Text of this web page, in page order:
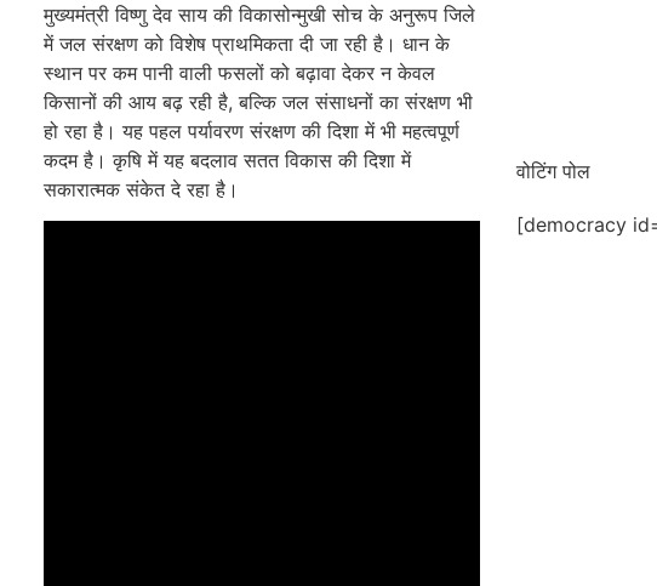
मुख्यमंत्री विष्णु देव साय की विकासोन्मुखी सोच के अनुरूप जिले
में जल संरक्षण को विशेष प्राथमिकता दी जा रही है। धान के
स्थान पर कम पानी वाली फसलों को बढ़ावा देकर न केवल
किसानों की आय बढ़ रही है, बल्कि जल संसाधनों का संरक्षण भी
हो रहा है। यह पहल पर्यावरण संरक्षण की दिशा में भी महत्वपूर्ण
कदम है। कृषि में यह बदलाव सतत विकास की दिशा में
सकारात्मक संकेत दे रहा है।
वोटिंग पोल
[democracy